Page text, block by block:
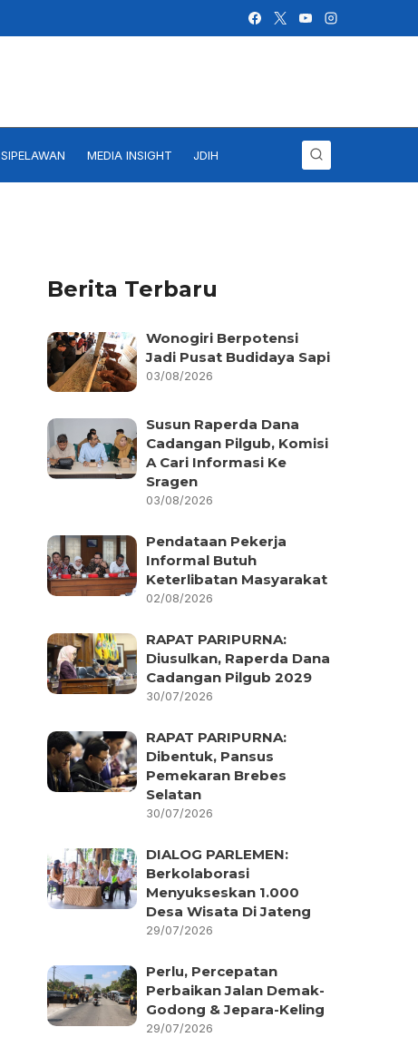
SIPELAWAN MEDIA INSIGHT JDIH
Berita Terbaru
Wonogiri Berpotensi
Jadi Pusat Budidaya Sapi
03/08/2026
Susun Raperda Dana
Cadangan Pilgub, Komisi
A Cari Informasi Ke
Sragen
03/08/2026
Pendataan Pekerja
Informal Butuh
Keterlibatan Masyarakat
02/08/2026
RAPAT PARIPURNA:
Diusulkan, Raperda Dana
Cadangan Pilgub 2029
30/07/2026
RAPAT PARIPURNA:
Dibentuk, Pansus
Pemekaran Brebes
Selatan
30/07/2026
DIALOG PARLEMEN:
Berkolaborasi
Menyukseskan 1.000
Desa Wisata Di Jateng
29/07/2026
Perlu, Percepatan
Perbaikan Jalan Demak-
Godong & Jepara-Keling
29/07/2026